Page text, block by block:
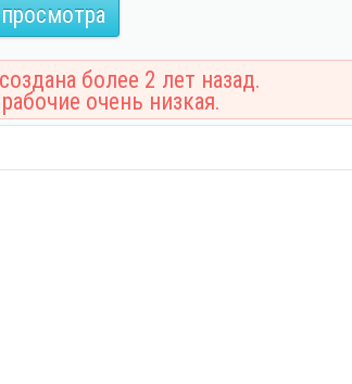
более 2 лет назад.
очень низкая.